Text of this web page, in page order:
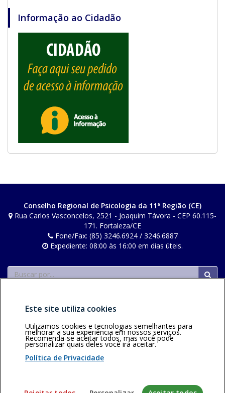
Informação ao Cidadão
Conselho Regional de Psicologia da 11ª Região (CE)
Rua Carlos Vasconcelos, 2521 - Joaquim Távora - CEP 60.115-
171. Fortaleza/CE
Fone/Fax: (85) 3246.6924 / 3246.6887
Expediente: 08:00 às 16:00 em dias úteis.
Buscar
Área restritaPolítica de
privacidadePersonalização
de cookies
Voltar ao topo
Sistema desenvolvido pela Gerência de Tecnologia da
Este site utiliza cookies
Utilizamos cookies e tecnologias semelhantes para
melhorar a sua experiência em nossos serviços.
Recomenda-se aceitar todos, mas você pode
personalizar quais deles você irá aceitar.
Política de Privacidade